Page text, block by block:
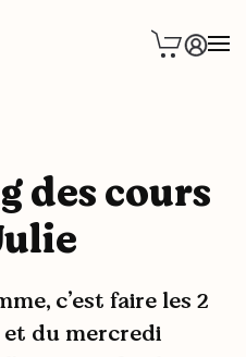
des cours
c’est faire les 2
du mercredi